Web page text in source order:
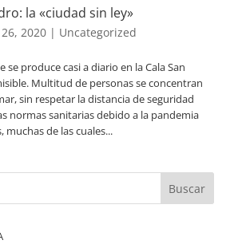
la «ciudad sin ley»
26, 2020| Uncategorized
se produce casi a diario en la Cala San
Multitud de personas se concentran
sin respetar la distancia de seguridad
normas sanitarias debido a la pandemia
muchas de las cuales...
Buscar